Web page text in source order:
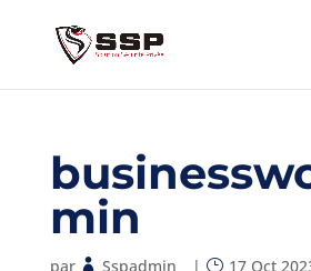
min
par Sspadmin | 17 Oct